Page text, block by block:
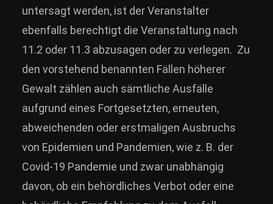
untersagt werden, ist der Veranstalter
ebenfalls berechtigt die Veranstaltung nach
11.2 oder 11.3 abzusagen oder zu verlegen. Zu
den vorstehend benannten Fällen höherer
Gewalt zählen auch sämtliche Ausfälle
aufgrund eines Fortgesetzten, erneuten,
abweichenden oder erstmaligen Ausbruchs
von Epidemien und Pandemien, wie z. B. der
Covid-19 Pandemie und zwar unabhängig
davon, ob ein behördliches Verbot oder eine